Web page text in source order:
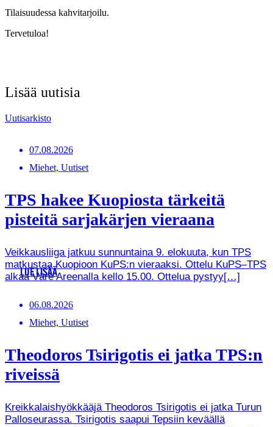
Tilaisuudessa kahvitarjoilu.
Tervetuloa!
Lisää uutisia
Uutisarkisto
07.08.2026
Miehet, Uutiset
TPS hakee Kuopiosta tärkeitä
pisteitä sarjakärjen vieraana
Veikkausliiga jatkuu sunnuntaina 9. elokuuta, kun TPS
matkustaa Kuopioon KuPS:n vieraaksi. Ottelu KuPS–TPS
alkaa Väre Areenalla kello 15.00. Ottelua pystyy[…]
LUE LISÄÄ
06.08.2026
Miehet, Uutiset
Theodoros Tsirigotis ei jatka TPS:n
riveissä
Kreikkalaishyökkääjä Theodoros Tsirigotis ei jatka Turun
Palloseurassa. Tsirigotis saapui Tepsiin keväällä